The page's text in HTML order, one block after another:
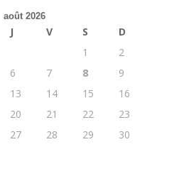
août 2026
J V S
D
1
2
6 7 8
9
13 14 15
16
20 21 22
23
27 28 29
30